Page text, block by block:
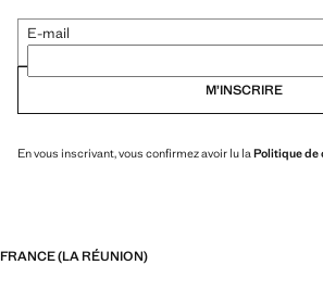
E-mail
M’INSCRIRE
En vous inscrivant, vous confirmez avoir lu la Politique de
FRANCE (LA RÉUNION)